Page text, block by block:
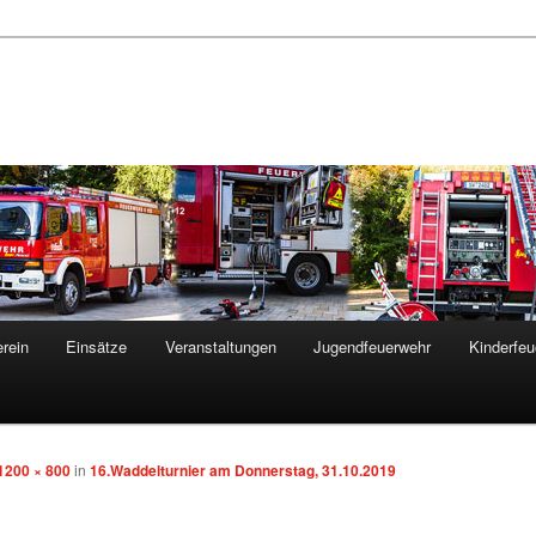
Einsätze Veranstaltungen Jugendfeuerwehr
× 800in 16.Waddelturnier am Donnerstag, 31.10.2019